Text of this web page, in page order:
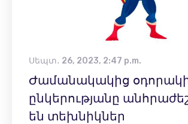
Սեպտ․ 26, 2023, 2:47 p.m.
Ժամանակակից
ընկերությանը
են տեխնիկներ